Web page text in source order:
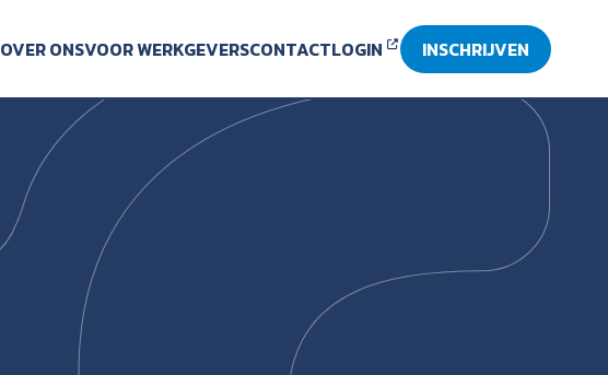
OVER ONSVOOR WERKGEVERSCONTACTLOGIN INSCHRIJVEN